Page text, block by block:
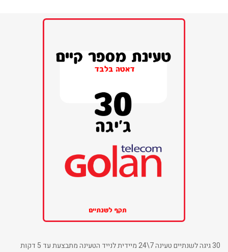
30 גיגה לשנתיים טעינה 7\24 מיידית לנייד הטעינה מתבצעת עד 5 דקות